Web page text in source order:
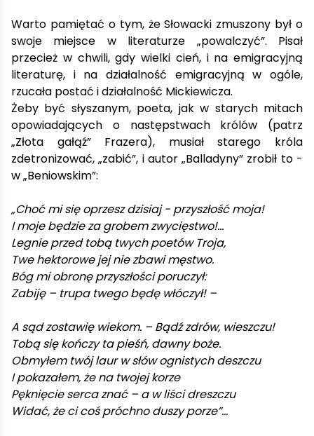
Warto pamiętać o tym, że Słowacki zmuszony był o
swoje miejsce w literaturze „powalczyć”. Pisał
przecież w chwili, gdy wielki cień, i na emigracyjną
literaturę, i na działalność emigracyjną w ogóle,
rzucała postać i działalność Mickiewicza.
Żeby być słyszanym, poeta, jak w starych mitach
opowiadających o następstwach królów (patrz
„Złota gałąź” Frazera), musiał starego króla
zdetronizować, „zabić”, i autor „Balladyny” zrobił to -
w „Beniowskim”:
„Choć mi się oprzesz dzisiaj - przyszłość moja!
I moje będzie za grobem zwycięstwo!...
Legnie przed tobą twych poetów Troja,
Twe hektorowe jej nie zbawi męstwo.
Bóg mi obronę przyszłości poruczył:
Zabiję – trupa twego będę włóczył! –
A sąd zostawię wiekom. – Bądź zdrów, wieszczu!
Tobą się kończy ta pieśń, dawny boże.
Obmyłem twój laur w słów ognistych deszczu
I pokazałem, że na twojej korze
Pęknięcie serca znać – a w liści dreszczu
Widać, że ci coś próchno duszy porze”…